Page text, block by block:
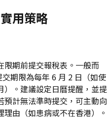
用策略
限期前提交報稅表。一般而
期限為每年 6 月 2 日（如使
）。建議設定日曆提醒，並提
計無法準時提交，可主動向
由（如患病或不在香港）。